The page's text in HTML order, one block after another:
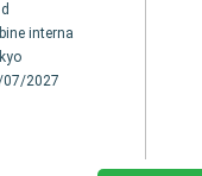
interna
2027